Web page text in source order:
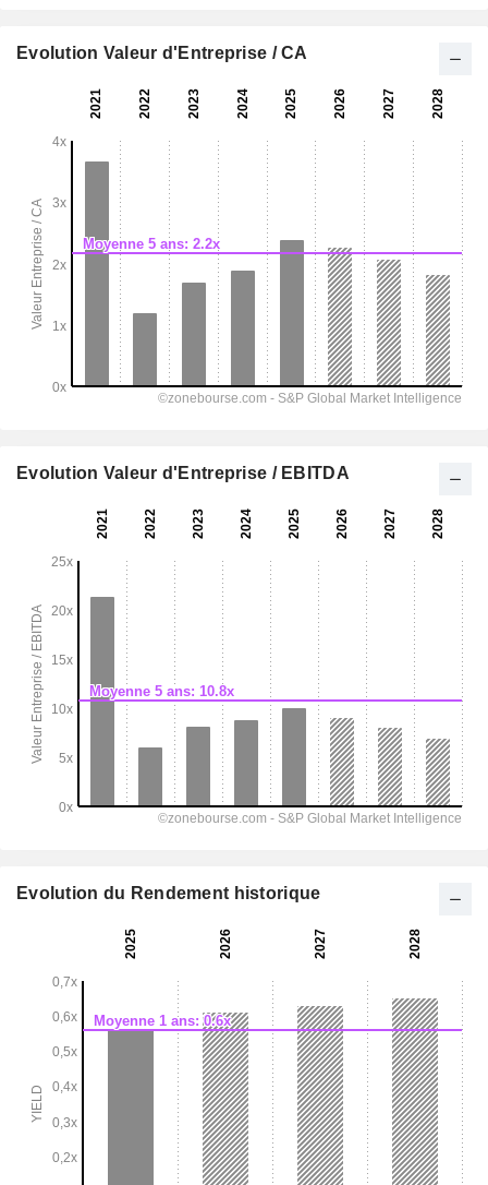
Evolution Valeur d'Entreprise / CA
Evolution Valeur d'Entreprise / EBITDA
Evolution du Rendement historique